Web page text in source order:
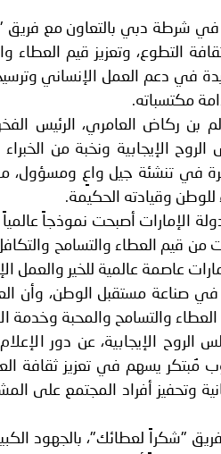
الداخلية العرب بمناسبة
في شرطة دبي بالتعاون مع
التطوع، وتعزيز قيم العطاء
في دعم العمل الإنساني
مكتسباته.
بن ركاض العامري، الرئيس
الإيجابية ونخبة من الخبراء
في تنشئة جيل واعٍ ومسؤول،
للوطن وقيادته الحكيمة.
الإمارات أصبحت نموذجاً
من قيم العطاء والتسامح
عاصمة عالمية للخير والعمل
في صناعة مستقبل الوطن، وأن
والتسامح والمحبة وخدمة
الإيجابية، عن دور
يسهم في تعزيز ثقافة
وتحفيز أفراد المجتمع على
"شكراً لعطائك"، بالجهود